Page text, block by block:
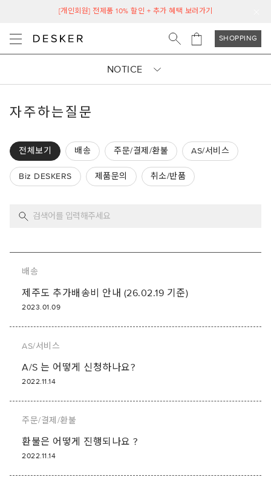
[개인회원] 전제품 10% 할인 + 추가 혜택 보러가기
SHOPPING
NOTICE
자주하는질문
전체보기 배송 주문/결제/환불 AS/서비스
Biz DESKERS 제품문의 취소/반품
배송
제주도 추가배송비 안내 (26.02.19 기준)
2023.01.09
AS/서비스
A/S 는 어떻게 신청하나요?
2022.11.14
주문/결제/환불
환불은 어떻게 진행되나요 ?
2022.11.14